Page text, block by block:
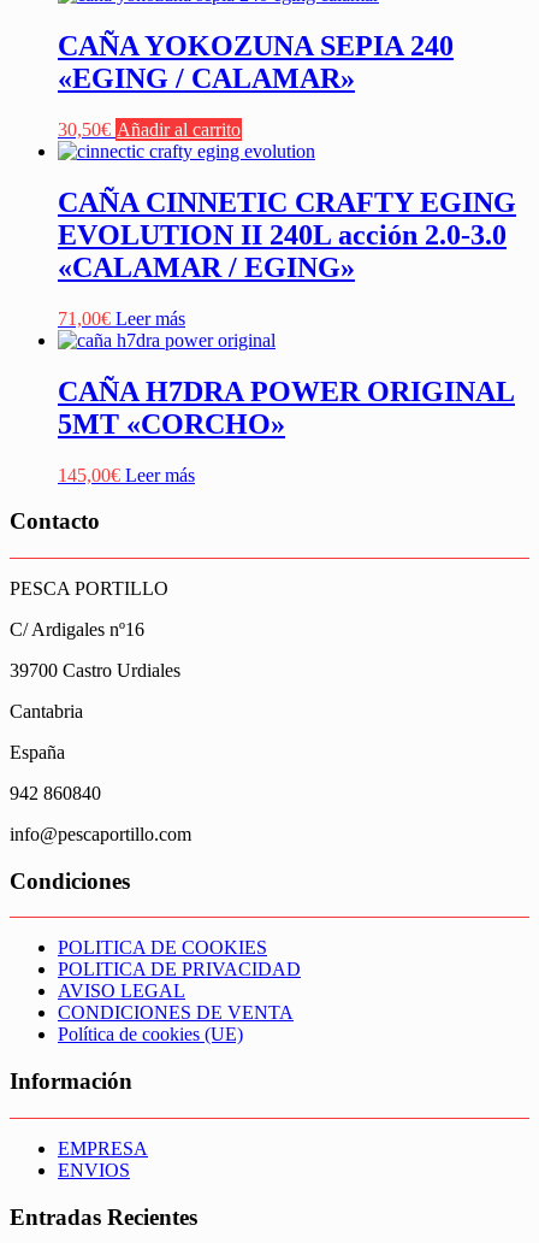
CAÑA YOKOZUNA SEPIA 240
«EGING / CALAMAR»
30,50€ Añadir al carrito
CAÑA CINNETIC CRAFTY EGING
EVOLUTION II 240L acción 2.0-3.0
«CALAMAR / EGING»
71,00€ Leer más
CAÑA H7DRA POWER ORIGINAL
5MT «CORCHO»
145,00€ Leer más
Contacto
PESCA PORTILLO
C/ Ardigales nº16
39700 Castro Urdiales
Cantabria
España
942 860840
info@pescaportillo.com
Condiciones
POLITICA DE COOKIES
POLITICA DE PRIVACIDAD
AVISO LEGAL
CONDICIONES DE VENTA
Política de cookies (UE)
Información
EMPRESA
ENVIOS
Entradas Recientes